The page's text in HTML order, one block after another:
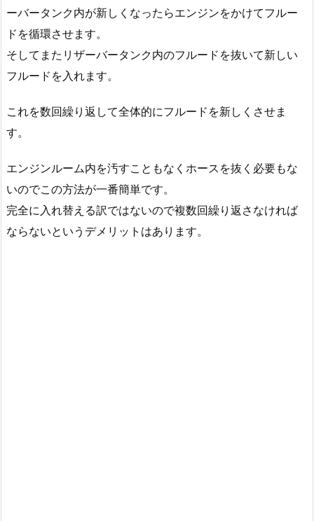
ーバータンク内が新しくなったらエンジンをかけてフルー
ドを循環させます。
そしてまたリザーバータンク内のフルードを抜いて新しい
フルードを入れます。
これを数回繰り返して全体的にフルードを新しくさせま
す。
エンジンルーム内を汚すこともなくホースを抜く必要もな
いのでこの方法が一番簡単です。
完全に入れ替える訳ではないので複数回繰り返さなければ
ならないというデメリットはあります。